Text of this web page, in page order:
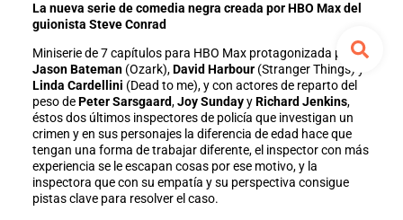
La nueva serie de comedia negra creada por HBO Max del
guionista Steve Conrad
Miniserie de 7 capítulos para HBO Max protagonizada por
Jason Bateman(Ozark), David Harbour(Stranger Things) y
Linda Cardellini (Dead to me), y con actores de reparto del
peso de Peter Sarsgaard,Joy Sundayy Richard Jenkins,
éstos dos últimos inspectores de policía que investigan un
crimen y en sus personajes la diferencia de edad hace que
tengan una forma de trabajar diferente, el inspector con más
experiencia se le escapan cosas por ese motivo, y la
inspectora que con su empatía y su perspectiva consigue
pistas clave para resolver el caso.